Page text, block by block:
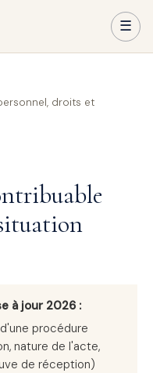
☰
droits et
à jour 2026 :
procédure
nature de l'acte,
de réception)